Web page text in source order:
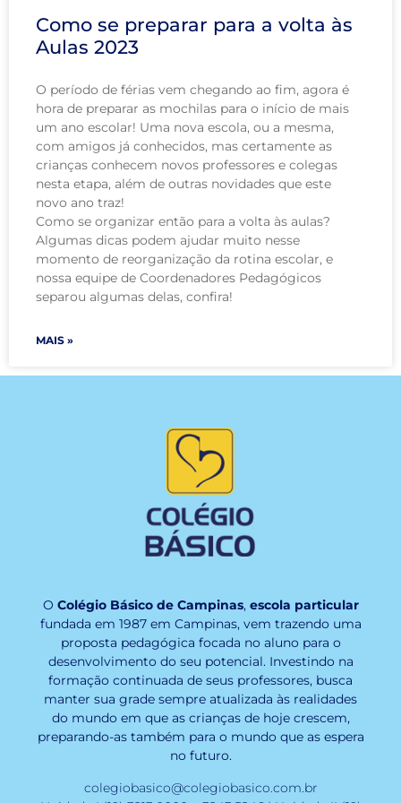
Como se preparar para a volta às
Aulas 2023
O período de férias vem chegando ao fim, agora é
hora de preparar as mochilas para o início de mais
um ano escolar! Uma nova escola, ou a mesma,
com amigos já conhecidos, mas certamente as
crianças conhecem novos professores e colegas
nesta etapa, além de outras novidades que este
novo ano traz!
Como se organizar então para a volta às aulas?
Algumas dicas podem ajudar muito nesse
momento de reorganização da rotina escolar, e
nossa equipe de Coordenadores Pedagógicos
separou algumas delas, confira!
MAIS »
O Colégio Básico de Campinas, escola particular
fundada em 1987 em Campinas, vem trazendo uma
proposta pedagógica focada no aluno para o
desenvolvimento do seu potencial. Investindo na
formação continuada de seus professores, busca
manter sua grade sempre atualizada às realidades
do mundo em que as crianças de hoje crescem,
preparando-as também para o mundo que as espera
no futuro.
colegiobasico@colegiobasico.com.br